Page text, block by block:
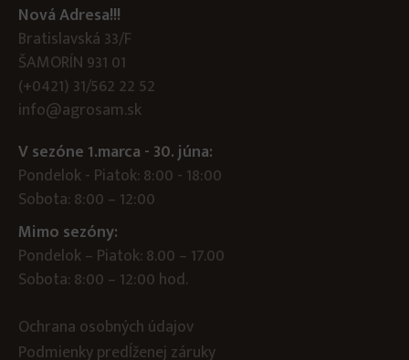
Nová Adresa!!!
Bratislavská 33/F
ŠAMORÍN 931 01
(+0421) 31/562 22 52
info@agrosam.sk
V sezóne 1.marca - 30. júna:
Pondelok - Piatok: 8:00 - 18:00
Sobota: 8:00 – 12:00
Mimo sezóny:
Pondelok – Piatok: 8.00 – 17.00
Sobota: 8:00 – 12:00 hod.
Ochrana osobných údajov
Podmienky predĺženej záruky